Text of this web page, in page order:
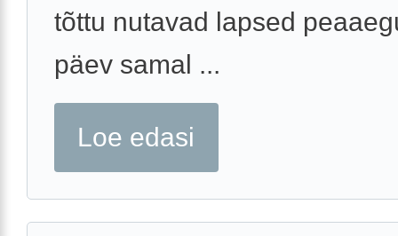
tõttu nutavad lapsed
päev samal ...
Loe edasi